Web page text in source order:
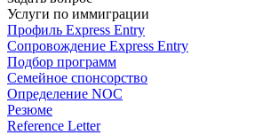
Услуги по иммиграции
Профиль Express Entry
Сопровождение Express Entry
Подбор программ
Семейное спонсорство
Определение NOC
Резюме
Reference Letter